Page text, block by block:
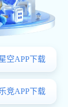
亨域系列